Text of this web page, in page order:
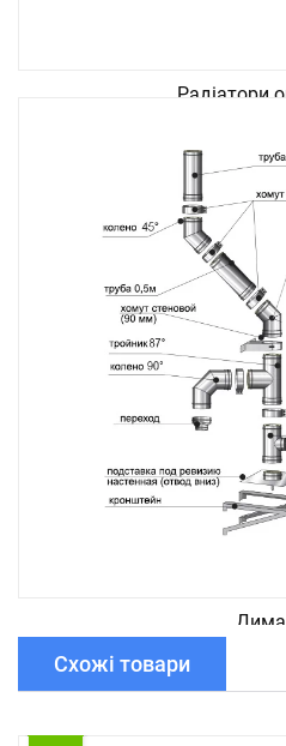
Радіатори
Схожі товари